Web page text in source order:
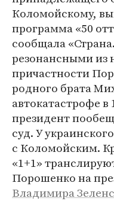
Коломойскому,
программа «50
сообщала
резонансными из
причастности
родного брата
автокатастрофе в
президент
суд. У
с Коломойским.
«1+1»
Порошенко на
Владимира